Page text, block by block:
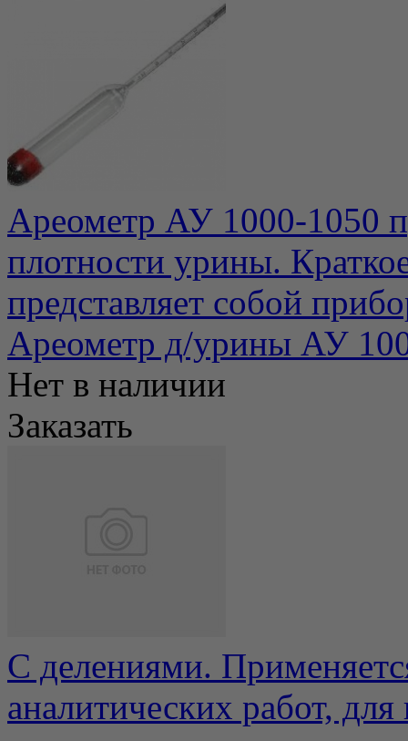
Ареометр АУ 1000-1050
плотности урины.
представляет собой
Ареометр д/урины АУ
Нет в наличии
Заказать
С делениями.
аналитических работ,